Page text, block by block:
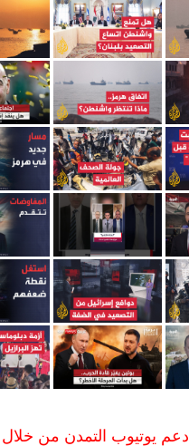
ادعم يوتيوب التمدن من خلال